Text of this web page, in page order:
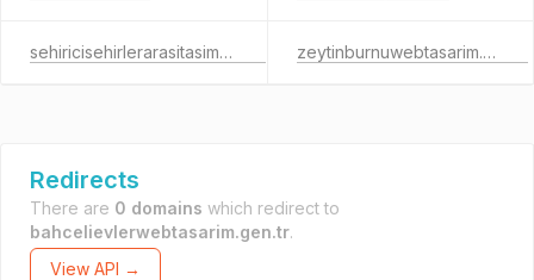
sehiricisehirlerarasitasima.com zeytinburnuwebtasarim.gen.tr
Redirects
There are 0 domains which redirect to
bahcelievlerwebtasarim.gen.tr.
View API →